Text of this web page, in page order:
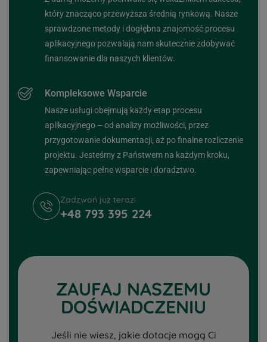
który znacząco przewyższa średnią rynkową. Nasze
sprawdzone metody i dogłębna znajomość procesu
aplikacyjnego pozwalają nam skutecznie zdobywać
finansowanie dla naszych klientów.
Kompleksowe Wsparcie
Nasze usługi obejmują każdy etap procesu
aplikacyjnego – od analizy możliwości, przez
przygotowanie dokumentacji, aż po finalne rozliczenie
projektu. Jesteśmy z Państwem na każdym kroku,
zapewniając pełne wsparcie i doradztwo.
Zadzwoń już teraz!
+48 793 395 224
ZAUFAJ NASZEMU
DOŚWIADCZENIU
Jeśli nie wiesz, jakie dotacje mogą Ci